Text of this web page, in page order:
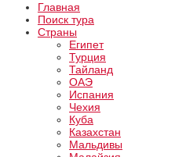
Главная
Поиск тура
Страны
Египет
Турция
Тайланд
ОАЭ
Испания
Чехия
Куба
Казахстан
Мальдивы